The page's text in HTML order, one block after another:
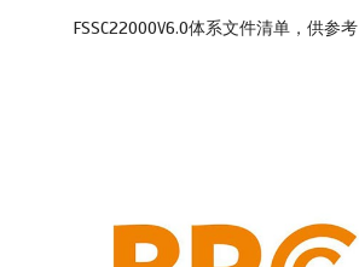
FSSC22000V6.0体系文件清单，供参考